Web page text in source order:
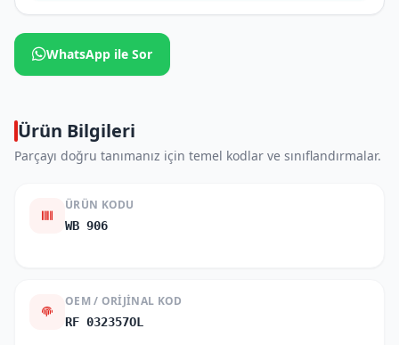
WhatsApp ile Sor
Ürün Bilgileri
Parçayı doğru tanımanız için temel kodlar ve sınıflandırmalar.
ÜRÜN KODU
WB 906
OEM / ORIJINAL KOD
RF 032357OL